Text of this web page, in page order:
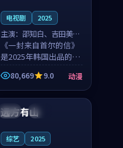
电视剧 2025
主演： 邵知白、吉田美琴
等
《一封来自首尔的信》
是2025年韩国出品的动
漫新作，主创团队希望
用高考往事的故事让观
众停下来想一想。邵知
重要角色，谢承南的
80,669 9.0 动漫
法国 独播
远方有山
综艺 2025